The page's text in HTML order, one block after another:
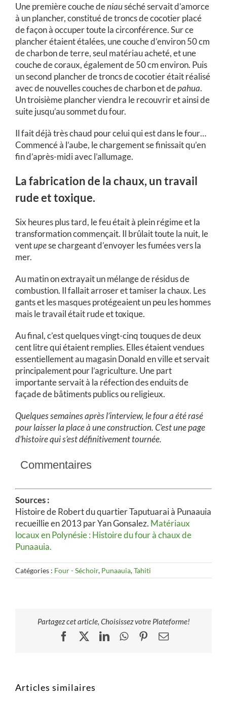
Une première couche deniauséché servait d’amorce
à un plancher, constitué de troncs de cocotier placé
de façon à occuper toute la circonférence. Sur ce
plancher étaient étalées, une couche d’environ 50 cm
de charbon de terre, seul matériau acheté, et une
couche de coraux, également de 50 cm environ. Puis
un second plancher de troncs de cocotier était réalisé
avec de nouvelles couches de charbon et depahua.
Un troisième plancher viendra le recouvrir et ainsi de
suite jusqu’au sommet du four.
Il fait déjà très chaud pour celui qui est dans le four…
Commencé à l’aube, le chargement se finissait qu’en
fin d’après-midi avec l’allumage.
La fabrication de la chaux, un travail
rude et toxique.
Six heures plus tard, le feu était à plein régime et la
transformation commençait. Il brûlait toute la nuit, le
ventupese chargeant d’envoyer les fumées vers la
mer.
Au matin on extrayait un mélange de résidus de
combustion. Il fallait arroser et tamiser la chaux. Les
gants et les masques protégeaient un peu les hommes
mais le travail était rude et toxique.
Au final, c’est quelques vingt-cinq touques de deux
cent litre qui étaient remplies. Elles étaient vendues
essentiellement au magasin Donald en ville et servait
principalement pour l’agriculture. Une part
importante servait à la réfection des enduits de
façade de bâtiments publics ou religieux.
Quelques semaines après l’interview, le four a été rasé
pour laisser la place à une construction. C’est une page
d’histoire qui s’est définitivement tournée.
Commentaires
Sources :
Histoire de Robert du quartier Taputuarai à Punaauia
recueillie en 2013 par Yan Gonsalez. Matériaux
locaux en Polynésie : Histoire du four à chaux de
Punaauia.
Catégories : Four - Séchoir, Punaauia,Tahiti
Partagez cet article, Choisissez votre Plateforme!
FacebookLinkedInWhatsApp
Pinterest
Email
Articles similaires